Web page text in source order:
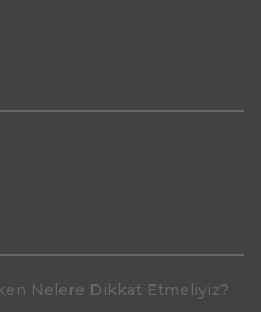
Nelere Dikkat Etmeliyiz?